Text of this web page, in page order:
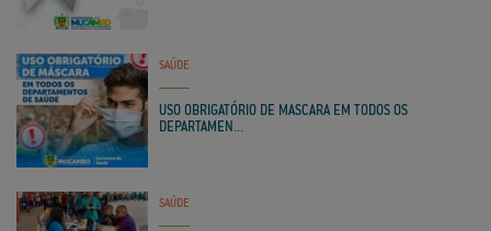
SAÚDE
USO OBRIGATÓRIO DE MASCARA EM TODOS OS
DEPARTAMEN...
SAÚDE